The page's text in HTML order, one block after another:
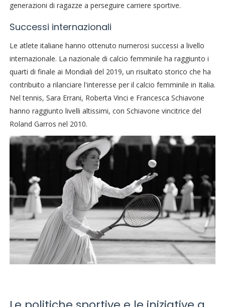
generazioni di ragazze a perseguire carriere sportive.
Successi internazionali
Le atlete italiane hanno ottenuto numerosi successi a livello
internazionale. La nazionale di calcio femminile ha raggiunto i
quarti di finale ai Mondiali del 2019, un risultato storico che ha
contribuito a rilanciare l'interesse per il calcio femminile in Italia.
Nel tennis, Sara Errani, Roberta Vinci e Francesca Schiavone
hanno raggiunto livelli altissimi, con Schiavone vincitrice del
Roland Garros nel 2010.